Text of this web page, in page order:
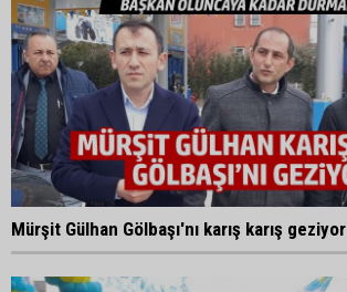
Mürşit Gülhan Gölbaşı'nı karış karış geziyor